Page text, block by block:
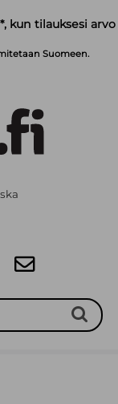
kun tilauksesi arvo
Suomeen.